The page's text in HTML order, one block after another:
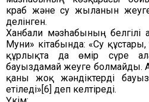
краб және су жыланын жеуге
делінген.
Ханбали мәзһабының
Муғни» кітабында: «Су құстары,
құрлықта да өмір сүре
бауыздамай жеуге болмайды.
қаны жоқ жәндіктерді
етіледі»[6] деп келтіреді.